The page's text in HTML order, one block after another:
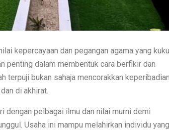
kepercayaan dan pegangan agama yang
penting dalam membentuk cara berfikir dan
terpuji bukan sahaja mencorakkan keperibadian
di akhirat.
dengan pelbagai ilmu dan nilai murni demi
Usaha ini mampu melahirkan individu yang